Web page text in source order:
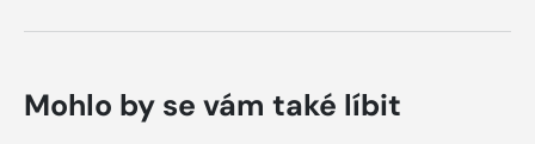
Mohlo by se vám také líbit